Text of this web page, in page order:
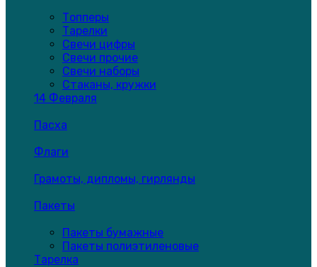
Топперы
Тарелки
Свечи цифры
Свечи прочие
Свечи наборы
Стаканы, кружки
14 Февраля
Пасха
Флаги
Грамоты, дипломы, гирлянды
Пакеты
Пакеты бумажные
Пакеты полиэтиленовые
Тарелка